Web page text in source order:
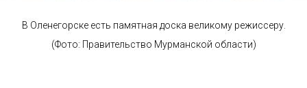
В Оленегорске есть памятная доска великому режиссеру.
(Фото: Правительство Мурманской области)